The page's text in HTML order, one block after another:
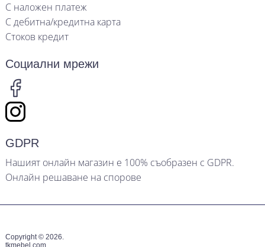
С наложен платеж
С дебитна/кредитна карта
Стоков кредит
Социални мрежи
GDPR
Нашият онлайн магазин е 100% съобразен с GDPR.
Онлайн решаване на спорове
Copyright © 2026.
tkmebel.com